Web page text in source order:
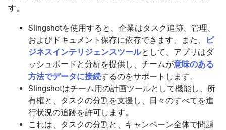
す。
Slingshotを使用すると、企業はタスク追跡、管理、
およびドキュメント保存に依存できます。また、
ビ
ジネスインテリジェンスツールとして、アプリはダ
ッシュボードと分析を提供し、チームが意味のある
方法でデータに接続するのをサポートします。
Slingshotはチーム用の計画ツールとして機能し、所
有権と、タスクの分割を支援し、日々のすべてを進
行状況の追跡を許可します。
これは、タスクの分割と、キャンペーン全体で問題